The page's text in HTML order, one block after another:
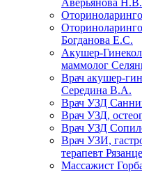
Аверьянова Н.В.
Богданова Е.С.
Акушер-
маммолог
Врач акушер-
Середина В.А.
Врач УЗД
Врач УЗД,
Врач УЗД
Врач УЗИ,
терапевт
Массажист